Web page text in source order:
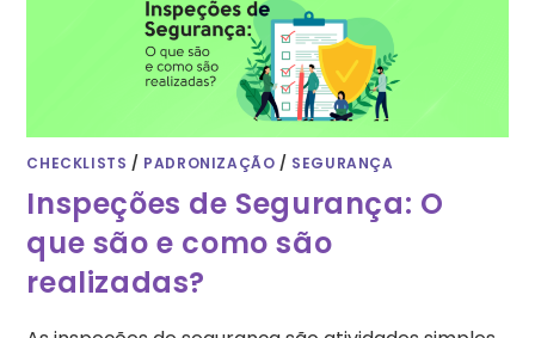
CHECKLISTS / PADRONIZAÇÃO / SEGURANÇA
Inspeções de Segurança: O
que são e como são
realizadas?